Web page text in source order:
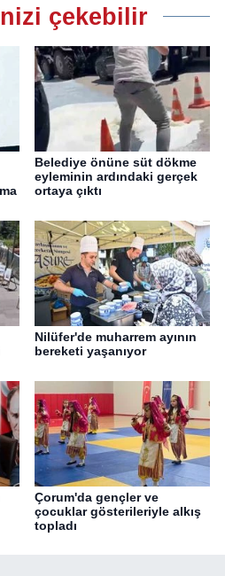
çekebilir
Belediye önüne süt dökme
eyleminin ardındaki gerçek
ortaya çıktı
Nilüfer'de muharrem ayının
bereketi yaşanıyor
Çorum'da gençler ve
çocuklar gösterileriyle alkış
topladı